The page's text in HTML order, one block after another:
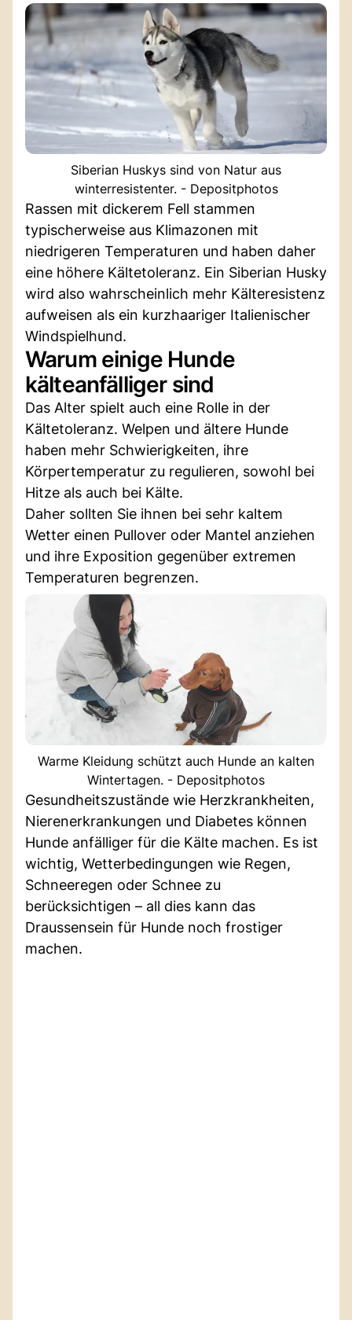
Siberian Huskys sind von Natur aus
winterresistenter. - Depositphotos
Rassen mit dickerem Fell stammen
typischerweise aus Klimazonen mit
niedrigeren Temperaturen und haben daher
eine höhere Kältetoleranz. Ein Siberian Husky
wird also wahrscheinlich mehr Kälteresistenz
aufweisen als ein kurzhaariger Italienischer
Windspielhund.
Warum einige Hunde
kälteanfälliger sind
Das Alter spielt auch eine Rolle in der
Kältetoleranz. Welpen und ältere Hunde
haben mehr Schwierigkeiten, ihre
Körpertemperatur zu regulieren, sowohl bei
Hitze als auch bei Kälte.
Daher sollten Sie ihnen bei sehr kaltem
Wetter einen Pullover oder Mantel anziehen
und ihre Exposition gegenüber extremen
Temperaturen begrenzen.
Warme Kleidung schützt auch Hunde an kalten
Wintertagen. - Depositphotos
Gesundheitszustände wie Herzkrankheiten,
Nierenerkrankungen und Diabetes können
Hunde anfälliger für die Kälte machen. Es ist
wichtig, Wetterbedingungen wie Regen,
Schneeregen oder Schnee zu
berücksichtigen – all dies kann das
Draussensein für Hunde noch frostiger
machen.